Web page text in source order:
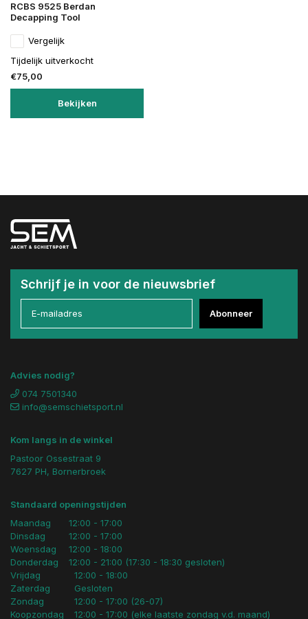
RCBS 9525 Berdan
Decapping Tool
Vergelijk
Tijdelijk uitverkocht
€75,00
Bekijken
Schrijf je in voor de nieuwsbrief
Abonneer
Advies nodig?
074 7501340
info@semschietsport.nl
Kom langs in de winkel
Pastoor Ossestraat 9
7627 PH, Bornerbroek
Standaard openingstijden
Maandag
Dinsdag
Woensdag
Donderdag
12:00 - 17:00
12:00 - 17:00
12:00 - 18:00
12:00 - 21:00 (17:30 - 18:30 gesloten)
Vrijdag
Zaterdag
Zondag
Koopzondag
12:00 - 18:00
Gesloten
12:00 - 17:00 (26-07)
12:00 - 17:00 (elke laatste zondag v.d. maand)